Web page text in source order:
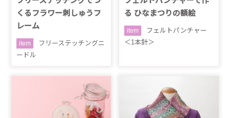
くるフラワー刺しゅうフ
レーム
item
フリーステッチングニ
ードル
る ひなまつりの額絵
item
フェルトパンチャー
＜1本針＞